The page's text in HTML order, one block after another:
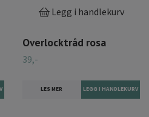
Legg i handlekurv
Overlocktråd rosa
39,-
LES MER